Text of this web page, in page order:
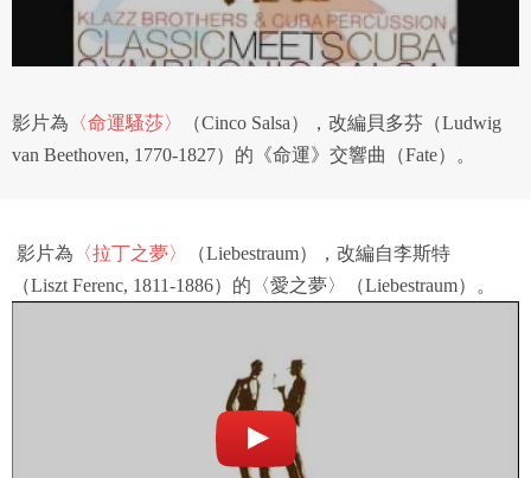
影片為 〈命運騷莎〉
（Cinco Salsa），改編貝多芬（Ludwig
van Beethoven, 1770-1827）的《命運》交響曲（Fate）。
影片為 〈拉丁之夢〉 （Liebestraum）
，改編自李斯特
（Liszt Ferenc, 1811-1886） 的〈愛之夢〉（Liebestraum） 。